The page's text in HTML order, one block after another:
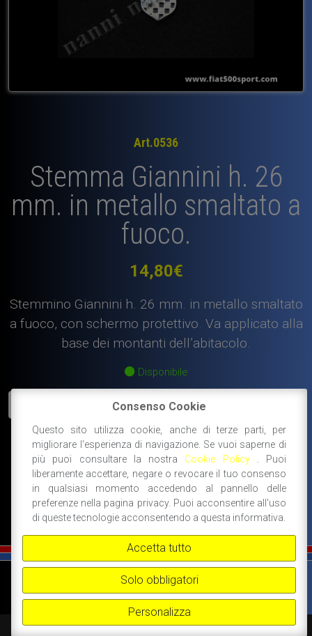
Art.0536
Stemma Giannini h. 26
mm. in metallo smaltato a
fuoco.
14,80€
Stemmino Giannini h. 26 mm. in metallo smaltato
a fuoco, con schermo protettivo. Va applicato alla
base dei montanti dell’abitacolo.
Disponibile
Giannini
metallo
smaltato
fuoco.
quantità
AGGIUNGI AL CARRELLO
#ricambi giannini
#stemmi smaltati, scritte cromate, accessori
di carrozzeria
NANNI RICAMBI, BOLOGNA, ACCESSORI SPORTIVI PER FIAT
500 -
INFO@FIAT500SPORT.COM
Consenso Cookie
Questo sito utilizza cookie, anche di terze parti, per
migliorare l'esperienza di navigazione. Se vuoi saperne di
più puoi consultare la nostra Cookie Policy
. Puoi
liberamente accettare, negare o revocare il tuo consenso
in qualsiasi momento accedendo al pannello delle
preferenze nella pagina privacy. Puoi acconsentire all'uso
di queste tecnologie acconsentendo a questa informativa.
Accetta tutto
Solo obbligatori
Personalizza